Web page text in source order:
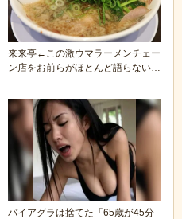
来来亭←この激ウマラーメンチェー
ン店をお前らがほとんど語らない理
バイアグラは捨てた「65歳が45分